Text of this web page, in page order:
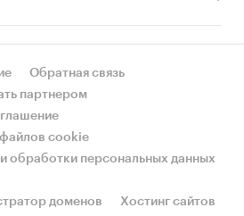
или за счет
рост и падение с
занимает в России и в
округе по объему продаж
населения?
можно отнести рынок по
(малый/крупный, с
с отстающей
Обратная связь
партнером
файлов cookie
обработки персональных данных
доменов
Хостинг сайтов